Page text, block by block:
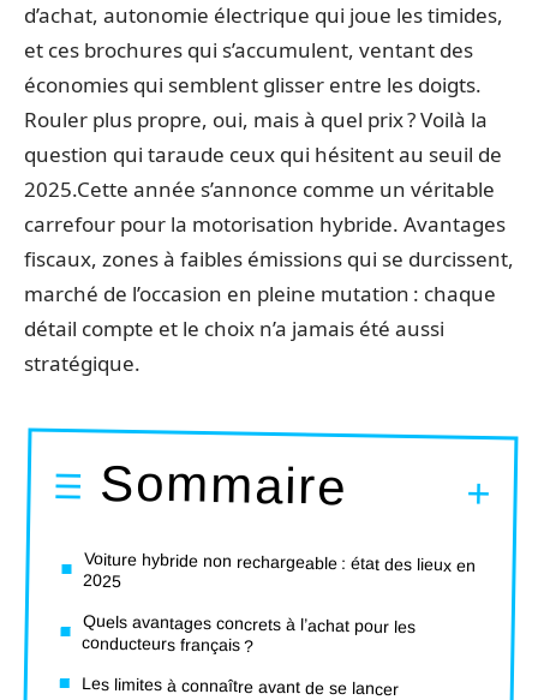
d’achat, autonomie électrique qui joue les timides,
et ces brochures qui s’accumulent, ventant des
économies qui semblent glisser entre les doigts.
Rouler plus propre, oui, mais à quel prix ? Voilà la
question qui taraude ceux qui hésitent au seuil de
2025.Cette année s’annonce comme un véritable
carrefour pour la motorisation hybride. Avantages
fiscaux, zones à faibles émissions qui se durcissent,
marché de l’occasion en pleine mutation : chaque
détail compte et le choix n’a jamais été aussi
stratégique.
Sommaire
Voiture hybride non rechargeable : état des lieux en
2025
Quels avantages concrets à l’achat pour les
conducteurs français ?
Les limites à connaître avant de se lancer